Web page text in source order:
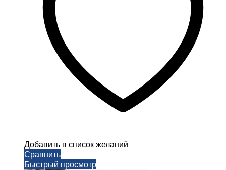
Добавить в список желаний
Сравнить
Быстрый просмотр